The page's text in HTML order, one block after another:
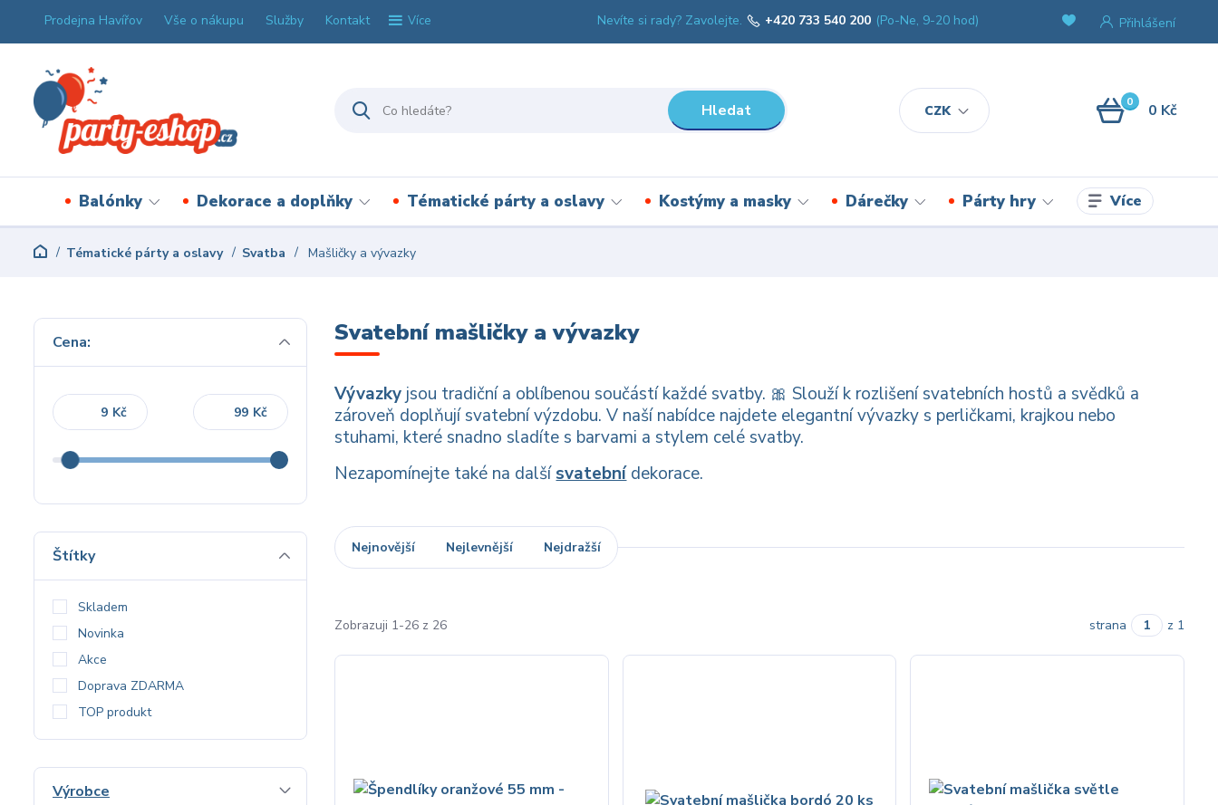
Prodejna Havířov Vše o nákupu Služby Kontakt Více
CZK
Přihlášení
Hledat
Nevíte si rady? Zavolejte. +420 733 540 200 (Po-Ne, 9-20 hod)
0 0 Kč
Balónky Dekorace a doplňky Tématické párty a oslavy Kostýmy a masky Dárečky Párty hry Více
Tématické párty a oslavy Svatba Mašličky a vývazky
Svatební mašličky a vývazky
Vývazky jsou tradiční a oblíbenou součástí každé svatby. 🎀 Slouží k rozlišení svatebních hostů a svědků a
zároveň doplňují svatební výzdobu. V naší nabídce najdete elegantní vývazky s perličkami, krajkou nebo
stuhami, které snadno sladíte s barvami a stylem celé svatby.
Nezapomínejte také na dalšísvatebnídekorace.
Nejnovější Nejlevnější Nejdražší
Zobrazuji 1-26 z 26 strana z 1
Cena:
Kč Kč
Štítky
Skladem
Novinka
Akce
Doprava ZDARMA
TOP produkt
Výrobce